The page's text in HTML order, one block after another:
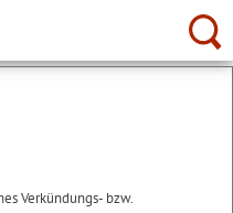
Verkündungs- bzw.